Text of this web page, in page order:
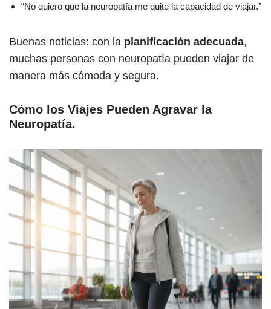
“No quiero que la neuropatía me quite la capacidad de viajar.”
Buenas noticias: con la planificación adecuada,
muchas personas con neuropatía pueden viajar de
manera más cómoda y segura.
Cómo los Viajes Pueden Agravar la
Neuropatía.